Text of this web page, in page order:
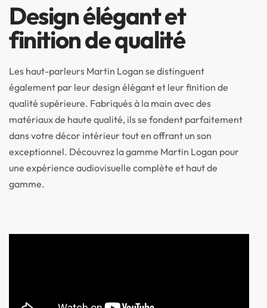
Design élégant et
finition de qualité
Les haut-parleurs Martin Logan se distinguent
également par leur design élégant et leur finition de
qualité supérieure. Fabriqués à la main avec des
matériaux de haute qualité, ils se fondent parfaitement
dans votre décor intérieur tout en offrant un son
exceptionnel. Découvrez la gamme Martin Logan pour
une expérience audiovisuelle complète et haut de
gamme.